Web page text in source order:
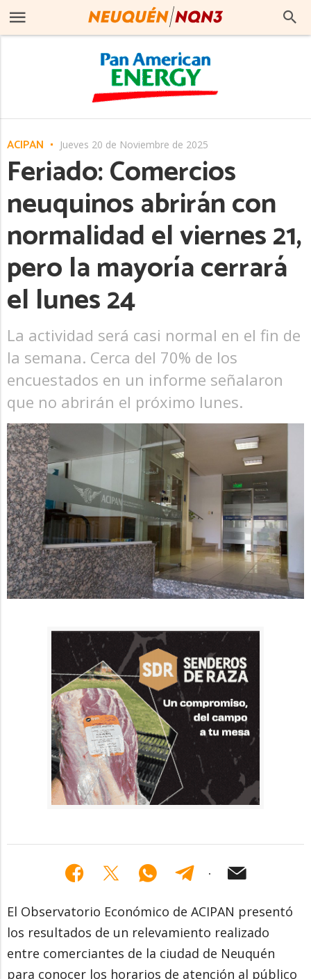
ACIPAN Jueves 20 de Noviembre de 2025
Feriado: Comercios
neuquinos abrirán con
normalidad el viernes 21,
pero la mayoría cerrará
el lunes 24
La actividad será casi normal en el fin de
la semana. Cerca del 70% de los
encuestados en un informe señalaron
que no abrirán el próximo lunes.
El Observatorio Económico de ACIPAN presentó
los resultados de un relevamiento realizado
entre comerciantes de la ciudad de Neuquén
para conocer los horarios de atención al público